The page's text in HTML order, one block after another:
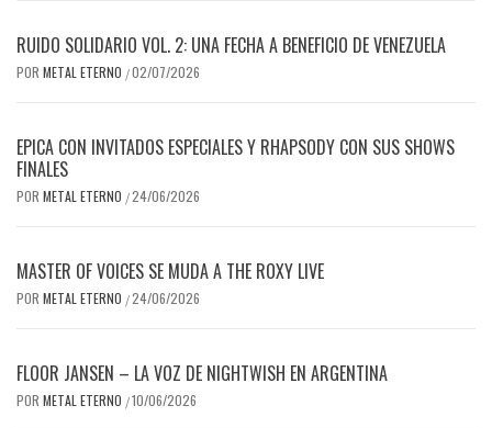
RUIDO SOLIDARIO VOL. 2: UNA FECHA A BENEFICIO DE VENEZUELA
POR METAL ETERNO /02/07/2026
EPICA CON INVITADOS ESPECIALES Y RHAPSODY CON SUS SHOWS
FINALES
POR METAL ETERNO /24/06/2026
MASTER OF VOICES SE MUDA A THE ROXY LIVE
POR METAL ETERNO /24/06/2026
FLOOR JANSEN – LA VOZ DE NIGHTWISH EN ARGENTINA
POR METAL ETERNO /10/06/2026